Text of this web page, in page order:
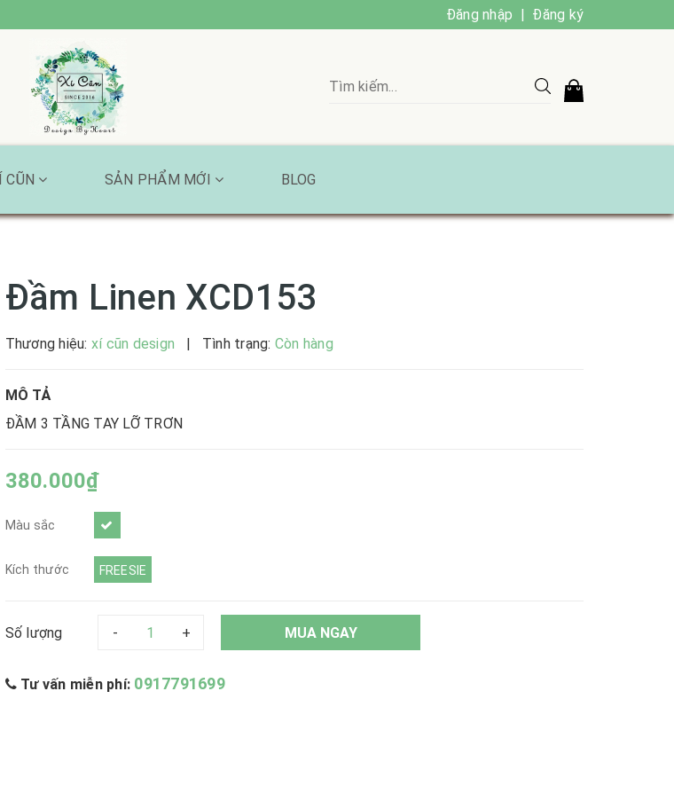
Đăng nhập | Đăng ký
CŨN SẢN PHẨM MỚI BLOG
Đầm Linen XCD153
Thương hiệu: xí cũn design | Tình trạng: Còn hàng
MÔ TẢ
ĐẦM 3 TẦNG TAY LỠ TRƠN
380.000₫
Màu sắc
Kích thước FREESIE
Số lượng +
- MUA NGAY
Tư vấn miễn phí: 0917791699